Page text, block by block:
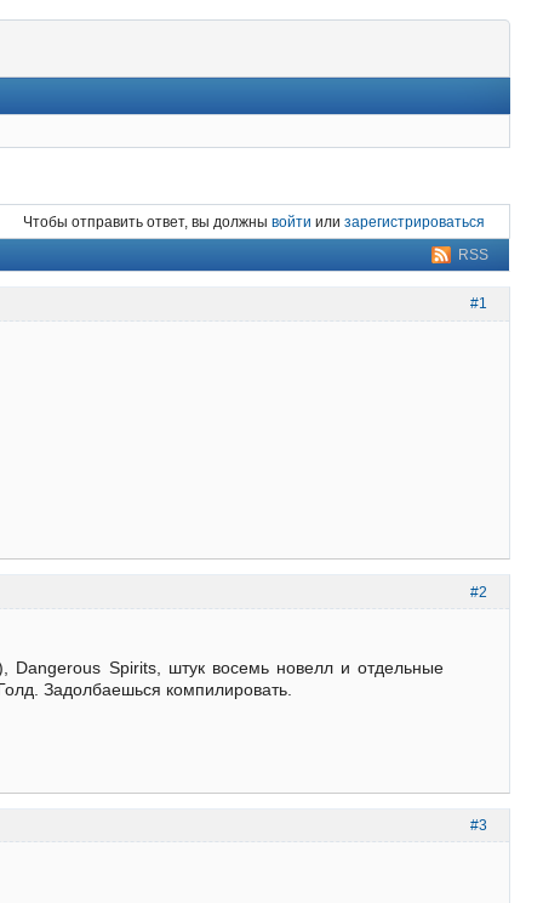
Чтобы отправить ответ, вы должнывойти илизарегистрироваться
RSS
#1
#2
Dangerous Spirits, штук восемь новелл и отдельные
Задолбаешься компилировать.
#3